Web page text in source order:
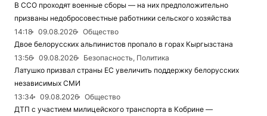
В ССО проходят военные сборы — на них предположительно
призваны недобросовестные работники сельского хозяйства
14:18
09.08.2026
Общество
Двое белорусских альпинистов пропало в горах Кыргызстана
13:56
09.08.2026
Безопасность, Политика
Латушко призвал страны ЕС увеличить поддержку белорусских
независимых СМИ
13:34
09.08.2026
Общество
ДТП с участием милицейского транспорта в Кобрине —